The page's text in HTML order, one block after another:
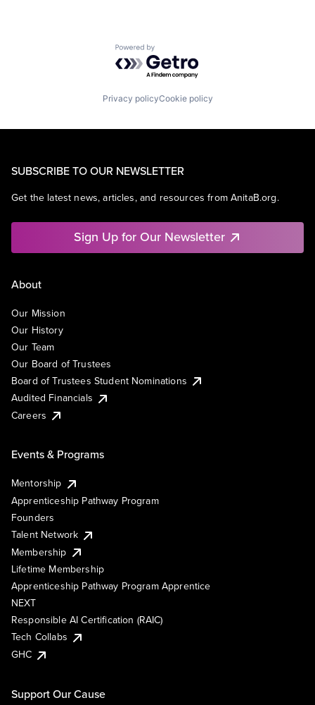
Powered by Getro.com
Privacy policyCookie policy
SUBSCRIBE TO OUR NEWSLETTER
Get the latest news, articles, and resources from AnitaB.org.
Sign Up for Our Newsletter
About
Our Mission
Our History
Our Team
Our Board of Trustees
Board of Trustees Student Nominations
Audited Financials
Careers
Events & Programs
Mentorship
Apprenticeship Pathway Program
Founders
Talent Network
Membership
Lifetime Membership
Apprenticeship Pathway Program Apprentice
NEXT
Responsible AI Certification (RAIC)
Tech Collabs
GHC
Support Our Cause